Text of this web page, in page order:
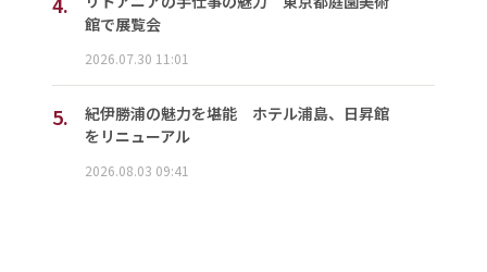
館で展覧会
2026.07.30 11:01
5.
紀伊勝浦の魅力を堪能 ホテル浦島、日昇館
をリニューアル
2026.08.03 09:41